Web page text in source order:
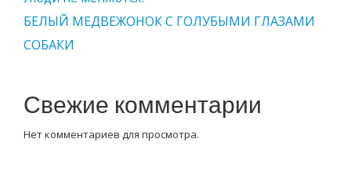
БЕЛЫЙ МЕДВЕЖОНОК С ГОЛУБЫМИ ГЛАЗАМИ
СОБАКИ
Свежие комментарии
Нет комментариев для просмотра.